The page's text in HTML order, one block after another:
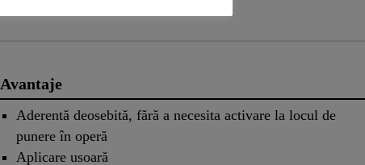
Avantaje
Aderentă deosebită, fără a necesita activare la locul de
punere în operă
Aplicare usoară